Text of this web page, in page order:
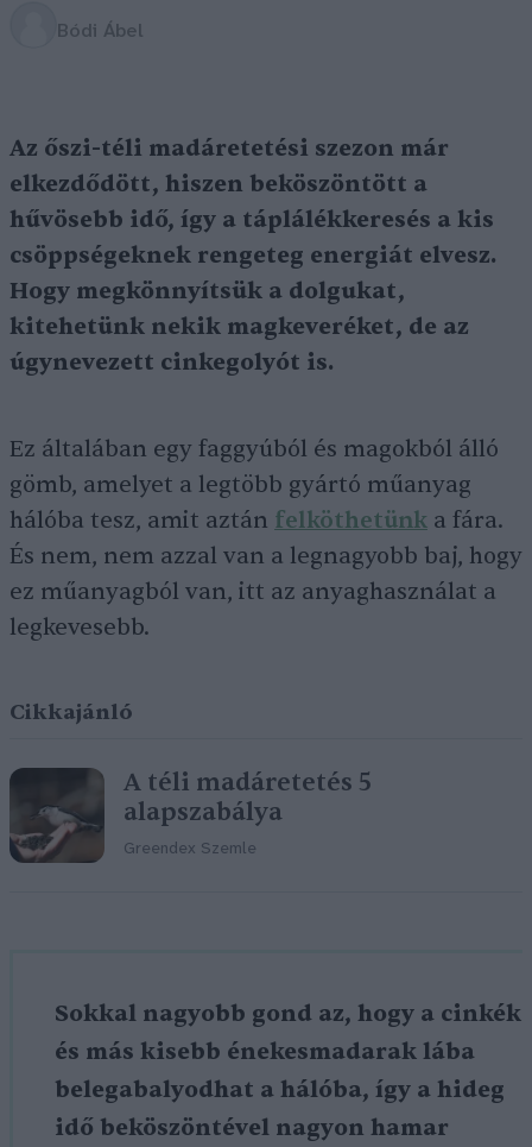
Bódi Ábel
Az őszi-téli madáretetési szezon már
elkezdődött, hiszen beköszöntött a
hűvösebb idő, így a táplálékkeresés a kis
csöppségeknek rengeteg energiát elvesz.
Hogy megkönnyítsük a dolgukat,
kitehetünk nekik magkeveréket, de az
úgynevezett cinkegolyót is.
Ez általában egy faggyúból és magokból álló
gömb, amelyet a legtöbb gyártó műanyag
hálóba tesz, amit aztán felköthetünk a fára.
És nem, nem azzal van a legnagyobb baj, hogy
ez műanyagból van, itt az anyaghasználat a
legkevesebb.
Cikkajánló
A téli madáretetés 5
alapszabálya
Greendex Szemle
Sokkal nagyobb gond az, hogy a cinkék
és más kisebb énekesmadarak lába
belegabalyodhat a hálóba, így a hideg
idő beköszöntével nagyon hamar